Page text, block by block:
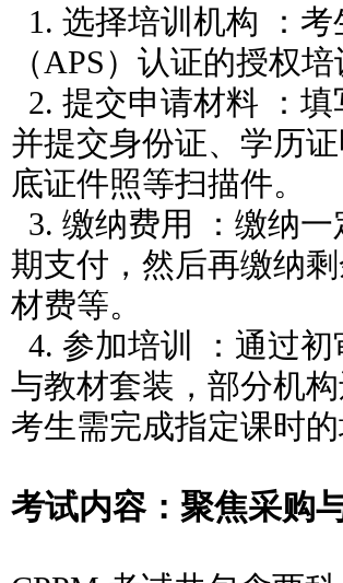
1. 选择培训机构 ：
（APS）认证的授权培
2. 提交申请材料 ：
并提交身份证、学历
底证件照等扫描件。
3. 缴纳费用 ：缴纳
期支付，然后再缴纳
材费等。
4. 参加培训 ：通过
与教材套装，部分机
考生需完成指定课时
考试内容：聚焦采购